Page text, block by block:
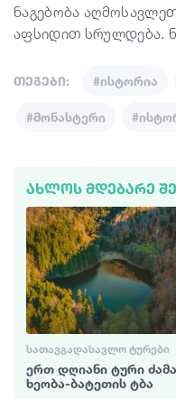
ნაგებობა
აფსიდით სრულდება.
თეგები: #ისტორია
#მონასტერი
ᲐᲮᲚᲝᲡ ᲛᲓᲔᲑᲐᲠᲔ
ᲡᲐᲗᲐᲕᲒᲐᲓᲐᲡᲐᲕᲚᲝ ᲢᲣᲠᲔᲑᲘ
ერთ დღიანი ტური
ხეობა-ბატეთის ტბა